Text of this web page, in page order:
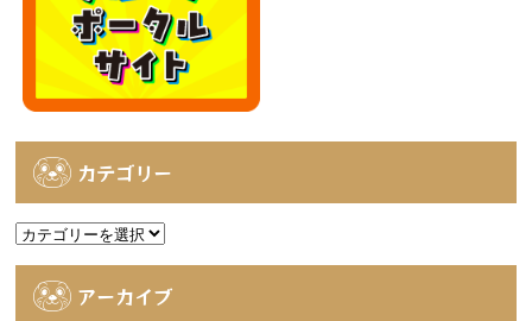
カテゴリー
カ
アーカイブ